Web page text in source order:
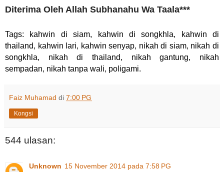
Diterima Oleh Allah Subhanahu Wa Taala***
Tags: kahwin di siam, kahwin di songkhla, kahwin di
thailand, kahwin lari, kahwin senyap, nikah di siam, nikah di
songkhla, nikah di thailand, nikah gantung, nikah
sempadan, nikah tanpa wali, poligami.
Faiz Muhamad di 7:00 PG
Kongsi
544 ulasan:
Unknown 15 November 2014 pada 7:58 PG